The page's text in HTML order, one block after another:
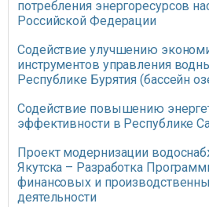
потребления энергоресурсов
Российской Федерации
Содействие улучшению
инструментов управления
Республике Бурятия (бассейн
Содействие повышению
эффективности в Республике
Проект модернизации
Якутска – Разработка
финансовых и
деятельности